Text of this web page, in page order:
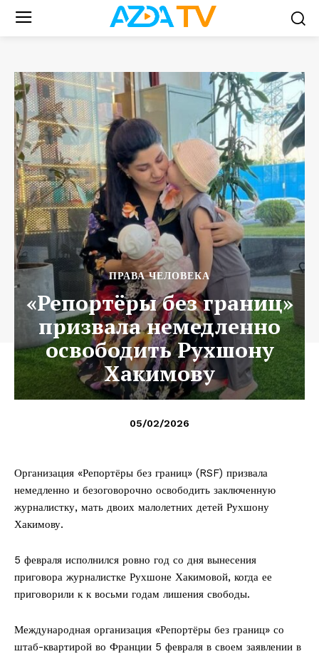
ПРАВА ЧЕЛОВЕКА
«Репортёры без границ»
призвала немедленно
освободить Рухшону
Хакимову
05/02/2026
Организация «Репортёры без границ» (RSF) призвала
немедленно и безоговорочно освободить заключенную
журналистку, мать двоих малолетних детей Рухшону
Хакимову.
5 февраля исполнился ровно год со дня вынесения
приговора журналистке Рухшоне Хакимовой, когда ее
приговорили к к восьми годам лишения свободы.
Международная организация «Репортёры без границ» со
штаб-квартирой во Франции 5 февраля в своем заявлении в